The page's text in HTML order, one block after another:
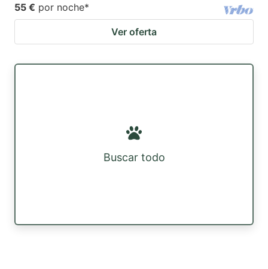
55 € por noche*
Ver oferta
Buscar todo